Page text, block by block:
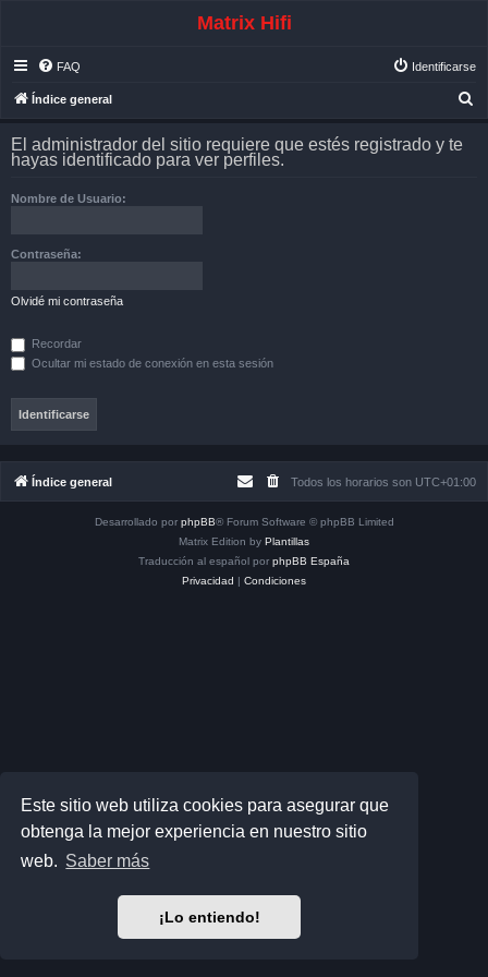
Este sitio web utiliza cookies para asegurar que
obtenga la mejor experiencia en nuestro sitio
web. Saber más
¡Lo entiendo!
Matrix Hifi
FAQ Identificarse
Índice general
El administrador del sitio requiere que estés registrado y te
hayas identificado para ver perfiles.
Nombre de Usuario:
Contraseña:
Olvidé mi contraseña
Recordar
Ocultar mi estado de conexión en esta sesión
Índice general Todos los horarios son UTC+01:00
Desarrollado por phpBB® Forum Software © phpBB Limited
Matrix Edition by Plantillas
Traducción al español por phpBB España
Privacidad | Condiciones